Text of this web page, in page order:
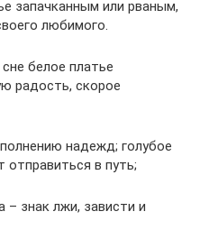
запачканным или рваным,
любимого.
белое платье
радость, скорое
надежд; голубое
отправиться в путь;
– знак лжи, зависти и